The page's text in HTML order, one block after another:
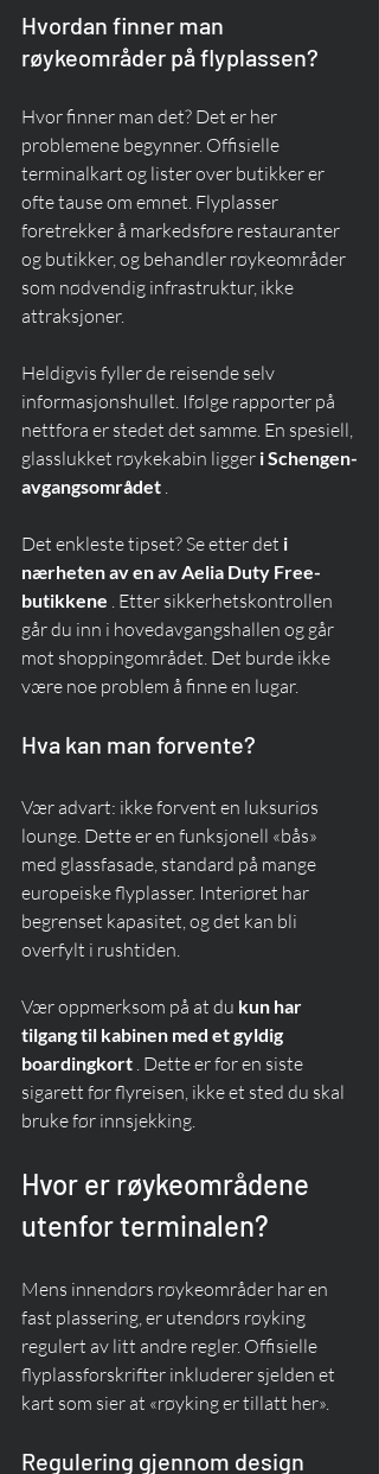
Hvordan finner man
røykeområder på flyplassen?
Hvor finner man det? Det er her
problemene begynner. Offisielle
terminalkart og lister over butikker er
ofte tause om emnet. Flyplasser
foretrekker å markedsføre restauranter
og butikker, og behandler røykeområder
som nødvendig infrastruktur, ikke
attraksjoner.
Heldigvis fyller de reisende selv
informasjonshullet. Ifølge rapporter på
nettfora er stedet det samme. En spesiell,
glasslukket røykekabin ligger i Schengen-
avgangsområdet .
Det enkleste tipset? Se etter det i
nærheten av en av Aelia Duty Free-
butikkene . Etter sikkerhetskontrollen
går du inn i hovedavgangshallen og går
mot shoppingområdet. Det burde ikke
være noe problem å finne en lugar.
Hva kan man forvente?
Vær advart: ikke forvent en luksuriøs
lounge. Dette er en funksjonell «bås»
med glassfasade, standard på mange
europeiske flyplasser. Interiøret har
begrenset kapasitet, og det kan bli
overfylt i rushtiden.
Vær oppmerksom på at du kun har
tilgang til kabinen med et gyldig
boardingkort . Dette er for en siste
sigarett før flyreisen, ikke et sted du skal
bruke før innsjekking.
Hvor er røykeområdene
utenfor terminalen?
Mens innendørs røykeområder har en
fast plassering, er utendørs røyking
regulert av litt andre regler. Offisielle
flyplassforskrifter inkluderer sjelden et
kart som sier at «røyking er tillatt her».
Regulering gjennom design